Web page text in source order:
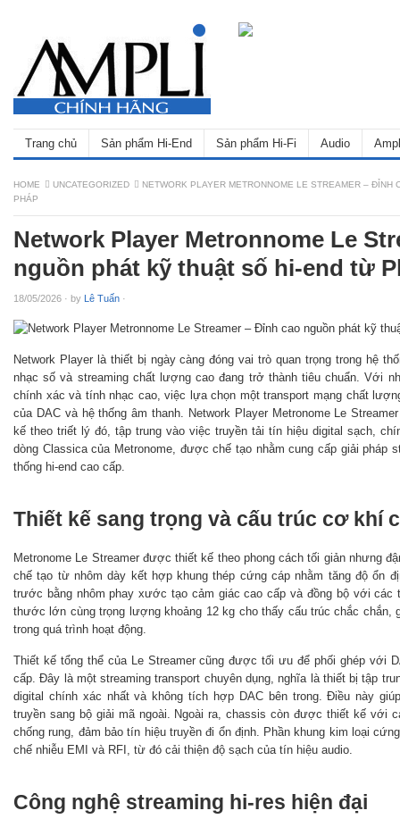
Trang chủ Sản phẩm Hi-End Sản phẩm Hi-Fi Audio
HOME UNCATEGORIZED
NETWORK PLAYER METRONNOME LE STREAMER – ĐỈNH
PHÁP
Network Player Metronnome Le
nguồn phát kỹ thuật số hi-end từ
18/05/2026 · by Lê Tuấn ·
Network Player là thiết bị ngày càng đóng vai trò quan trọng trong hệ
nhạc số và streaming chất lượng cao đang trở thành tiêu chuẩn. Với
chính xác và tính nhạc cao, việc lựa chọn một transport mạng chất
của DAC và hệ thống âm thanh. Network Player Metronome Le
kế theo triết lý đó, tập trung vào việc truyền tải tín hiệu digital sạch,
dòng Classica của Metronome, được chế tạo nhằm cung cấp giải pháp
thống hi-end cao cấp.
Thiết kế sang trọng và cấu trúc cơ khí
Metronome Le Streamer được thiết kế theo phong cách tối giản nhưng
chế tạo từ nhôm dày kết hợp khung thép cứng cáp nhằm tăng độ ổn
trước bằng nhôm phay xước tạo cảm giác cao cấp và đồng bộ với các
thước lớn cùng trọng lượng khoảng 12 kg cho thấy cấu trúc chắc chắn,
trong quá trình hoạt động.
Thiết kế tổng thể của Le Streamer cũng được tối ưu để phối ghép với
cấp. Đây là một streaming transport chuyên dụng, nghĩa là thiết bị tập
digital chính xác nhất và không tích hợp DAC bên trong. Điều này
truyền sang bộ giải mã ngoài. Ngoài ra, chassis còn được thiết kế với
chống rung, đảm bảo tín hiệu truyền đi ổn định. Phần khung kim loại
chế nhiễu EMI và RFI, từ đó cải thiện độ sạch của tín hiệu audio.
Công nghệ streaming hi-res hiện đại